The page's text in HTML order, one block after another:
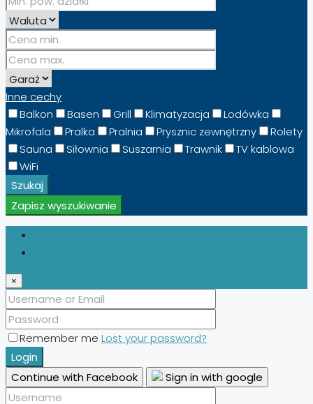
Inne cechy
Balkon
Basen Grill Klimatyzacja
Lodówka
Mikrofala
Pralka Pralnia Prysznic zewnętrzny
Rolety
Sauna
Siłownia Suszarnia Trawnik
TV kablowa
WiFi
Szukaj
Zapisz wyszukiwanie
×
Remember me Lost your password?
Login
Continue with Facebook
Sign in with google